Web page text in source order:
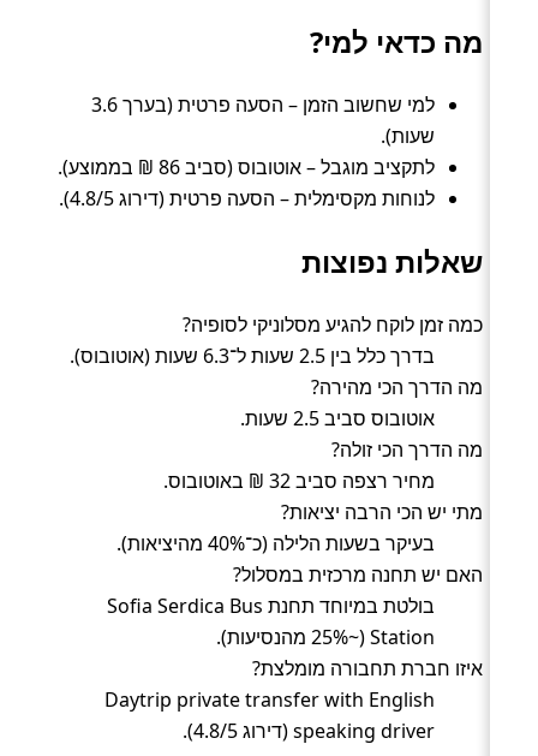
מה כדאי למי?
למי שחשוב הזמן – הסעה פרטית (בערך 3.6
שעות).
לתקציב מוגבל – אוטובוס (סביב 86 ₪ בממוצע).
לנוחות מקסימלית – הסעה פרטית (דירוג 4.8/5).
שאלות נפוצות
כמה זמן לוקח להגיע מסלוניקי לסופיה?
בדרך כלל בין 2.5 שעות ל־6.3 שעות (אוטובוס).
מה הדרך הכי מהירה?
אוטובוס סביב 2.5 שעות.
מה הדרך הכי זולה?
מחיר רצפה סביב 32 ₪ באוטובוס.
מתי יש הכי הרבה יציאות?
בעיקר בשעות הלילה (כ־40% מהיציאות).
האם יש תחנה מרכזית במסלול?
בולטת במיוחד תחנת Sofia Serdica Bus
Station (~25% מהנסיעות).
איזו חברת תחבורה מומלצת?
Daytrip private transfer with English
speaking driver (דירוג 4.8/5).